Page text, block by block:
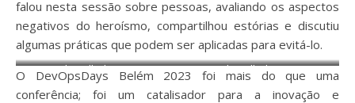
falou nesta sessão sobre pessoas, avaliando os aspectos
negativos do heroísmo, compartilhou estórias e discutiu
algumas práticas que podem ser aplicadas para evitá-lo.
Marcelo Palladino (Senior
Developer Advocate na AWS)
Marcelo Palladino (Senior
Developer Advocate na AWS)
O DevOpsDays Belém 2023 foi mais do que uma
conferência; foi um catalisador para a inovação e